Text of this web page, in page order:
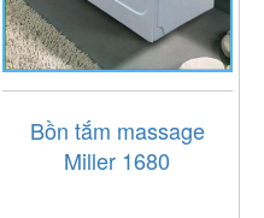
Bồn tắm massage
Miller 1680